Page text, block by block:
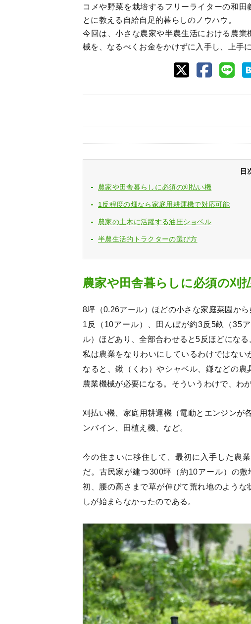
コメや野菜を栽培するフリーライターの和
とに教える自給自足的暮らしのノウハウ。
今回は、小さな農家や半農生活における農
械を、なるべくお金をかけずに入手し、上手
目
農家や田舎暮らしに必須の刈払い機
1反程度の畑なら家庭用耕運機で対応可能
農家の土木に活躍する油圧ショベル
半農生活的トラクターの選び方
農家や田舎暮らしに必須の刈
8坪（0.26アール）ほどの小さな家庭菜園か
1反（10アール）、田んぼが約3反5畝（35
ル）ほどあり、全部合わせると5反ほどになる
私は農業をなりわいにしているわけではな
なると、鍬（くわ）やシャベル、鎌などの
農業機械が必要になる。そういうわけで、わ
刈払い機、家庭用耕運機（電動とエンジンが
ンバイン、田植え機、など。
今の住まいに移住して、最初に入手した農
だ。古民家が建つ300坪（約10アール）の
初、腰の高さまで草が伸びて荒れ地のよう
しが始まらなかったのである。